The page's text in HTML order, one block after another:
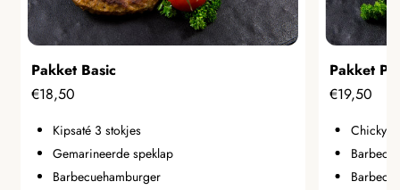
Pakket Basic
€18,50
Kipsaté 3 stokjes
Gemarineerde speklap
Barbecuehamburger
Pakket
€19,50
Chicky